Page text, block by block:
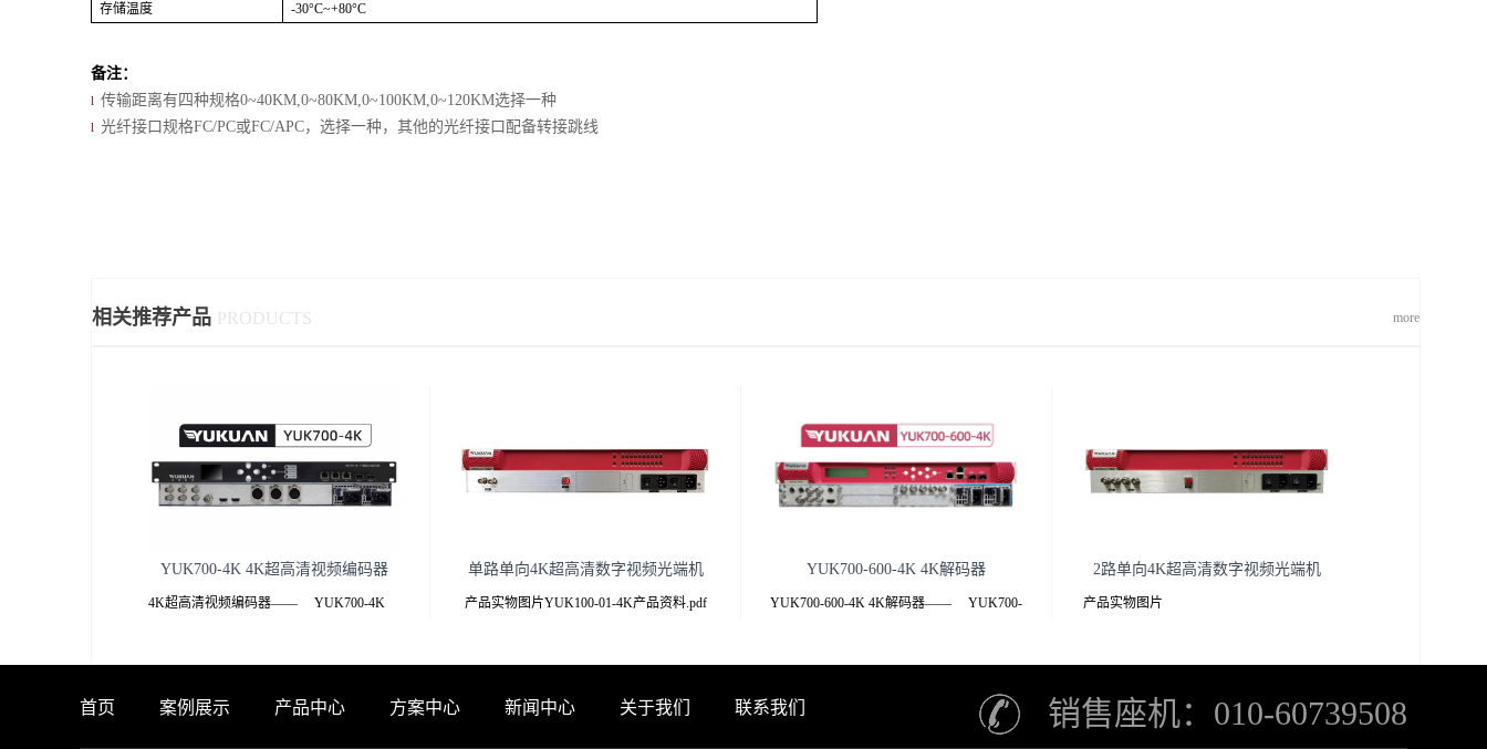
存储温度
-30°C~+80°C
备注：
l 传输距离有四种规格0~40KM,0~80KM,0~100KM,0~120KM选择一种
l 光纤接口规格FC/PC或FC/APC，选择一种，其他的光纤接口配备转接跳线
相关推荐产品 PRODUCTS more
YUK700-4K 4K超高清视频编码器
4K超高清视频编码器—— YUK700-4K
产品介绍
单路单向4K超高清数字视频光端机
产品实物图片YUK100-01-4K产品资料.pdf
能够通过1芯单模或者多模光纤单向传输1路
12G-SDI信号，向下兼容HD/SD-SDI和ASI
YUK700-600-4K 4K解码器
YUK700-600-4K 4K解码器—— YUK700-
码器.pdf 产品介绍
2路单向4K超高清数字视频光端机
产品实物图片
首页 案例展示 产品中心 方案中心 新闻中心 关于我们 联系我们 销售座机：010-60739508